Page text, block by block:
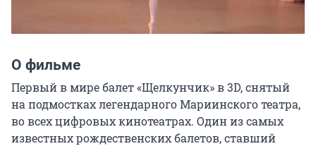
О фильме
Первый в мире балет «Щелкунчик» в 3D, снятый
на подмостках легендарного Мариинского театра,
во всех цифровых кинотеатрах. Один из самых
известных рождественских балетов, ставший